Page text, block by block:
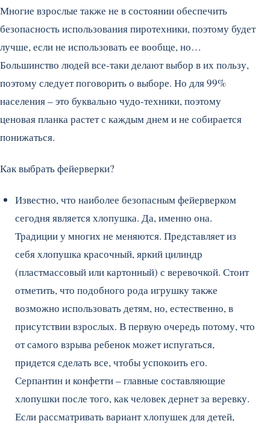
Многие взрослые также не в состоянии обеспечить
безопасность использования пиротехники, поэтому будет
лучше, если не использовать ее вообще, но…
Большинство людей все-таки делают выбор в их пользу,
поэтому следует поговорить о выборе. Но для 99%
населения – это буквально чудо-техники, поэтому
ценовая планка растет с каждым днем и не собирается
понижаться.
Как выбрать фейерверки?
Известно, что наиболее безопасным фейерверком
сегодня является хлопушка. Да, именно она.
Традиции у многих не меняются. Представляет из
себя хлопушка красочный, яркий цилиндр
(пластмассовый или картонный) с веревочкой. Стоит
отметить, что подобного рода игрушку также
возможно использовать детям, но, естественно, в
присутствии взрослых. В первую очередь потому, что
от самого взрыва ребенок может испугаться,
придется сделать все, чтобы успокоить его.
Серпантин и конфетти – главные составляющие
хлопушки после того, как человек дернет за веревку.
Если рассматривать вариант хлопушек для детей,